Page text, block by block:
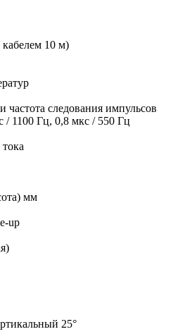
кабелем 10 м)
частота следования импульсов
/ 1100 Гц, 0,8 мкс / 550 Гц
мм
up
25°